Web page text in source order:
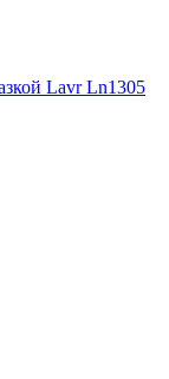
Lavr Ln1305